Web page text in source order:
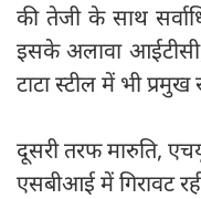
की तेजी के साथ
इसके अलावा
टाटा स्टील में भी
दूसरी तरफ मारुति,
एसबीआई में गिरावट